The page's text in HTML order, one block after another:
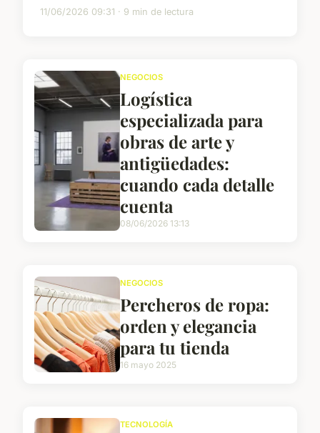
11/06/2026 09:31 · 9 min de lectura
NEGOCIOS
Logística
especializada para
obras de arte y
antigüedades:
cuando cada detalle
cuenta
08/06/2026 13:13
NEGOCIOS
Percheros de ropa:
orden y elegancia
para tu tienda
16 mayo 2025
TECNOLOGÍA